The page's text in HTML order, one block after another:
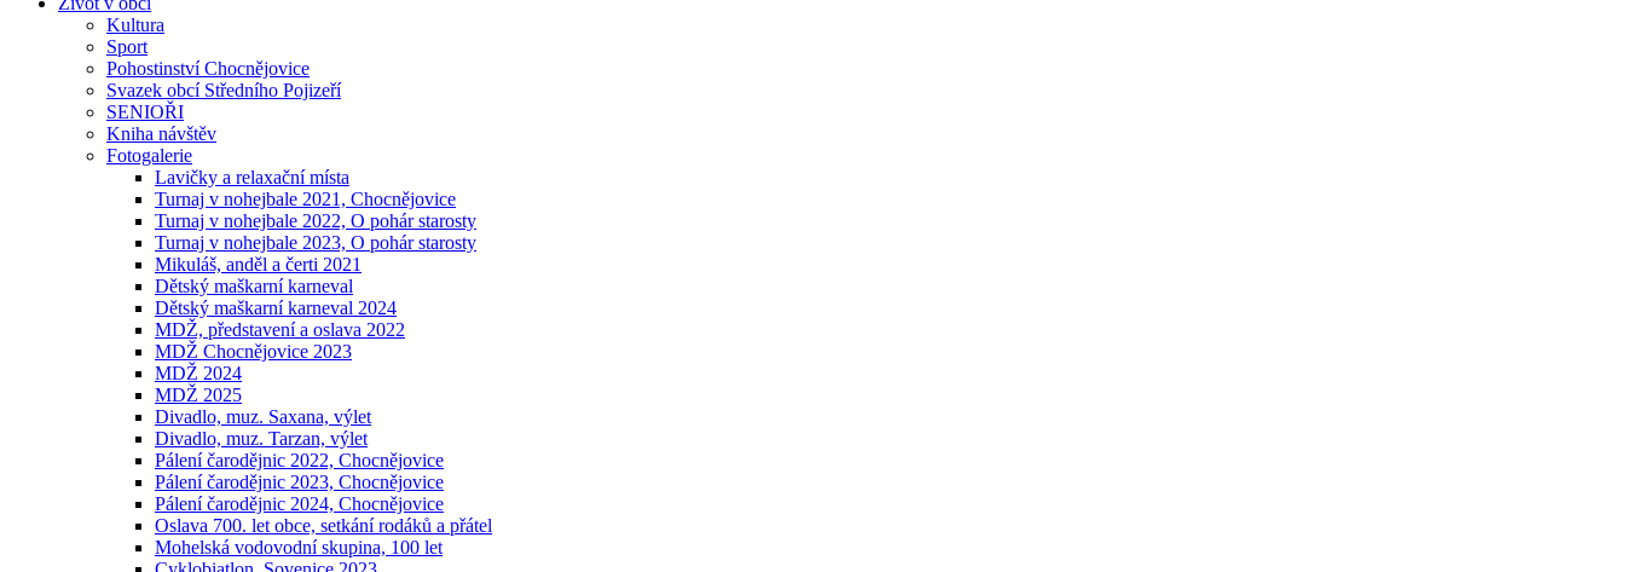
Kultura
Sport
Pohostinství Chocnějovice
Svazek obcí Středního Pojizeří
SENIOŘI
Kniha návštěv
Fotogalerie
Lavičky a relaxační místa
Turnaj v nohejbale 2021, Chocnějovice
Turnaj v nohejbale 2022, O pohár starosty
Turnaj v nohejbale 2023, O pohár starosty
Mikuláš, anděl a čerti 2021
Dětský maškarní karneval
Dětský maškarní karneval 2024
MDŽ, představení a oslava 2022
MDŽ Chocnějovice 2023
MDŽ 2024
MDŽ 2025
Divadlo, muz. Saxana, výlet
Divadlo, muz. Tarzan, výlet
Pálení čarodějnic 2022, Chocnějovice
Pálení čarodějnic 2023, Chocnějovice
Pálení čarodějnic 2024, Chocnějovice
Oslava 700. let obce, setkání rodáků a přátel
Mohelská vodovodní skupina, 100 let